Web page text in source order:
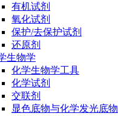
有机试剂
氧化试剂
保护/去保护试剂
还原剂
生物学
化学生物学工具
化学试剂
交联剂
显色底物与化学发光底物